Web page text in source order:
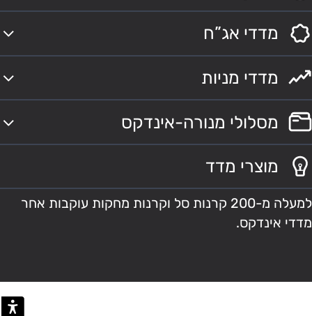
מדדי אג”ח
מדדי מניות
מסלולי מנורה-אינדקס
מוצרי מדד
למעלה מ-200 קרנות סל וקרנות מחקות עוקבות אחר
מדדי אינדקס.